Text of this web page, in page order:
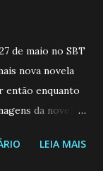
de maio no SBT
nova novela
então enquanto
da novela?
(CamilaLEIA MAIS